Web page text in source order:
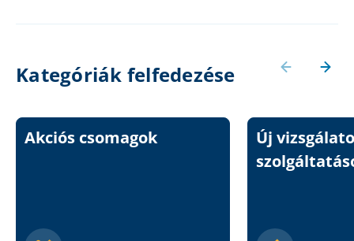
Kategóriák felfedezése
Akciós csomagok
Új